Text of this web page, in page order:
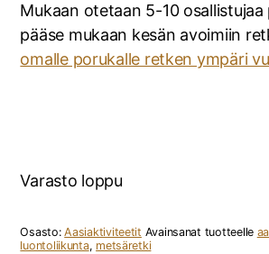
Mukaan otetaan 5-10
pääse mukaan kesän avoimiin
omalle porukalle retken ympäri
Varasto loppu
Osasto:Aasiaktiviteetit Avainsanat tuotteelle
luontoliikunta, metsäretki